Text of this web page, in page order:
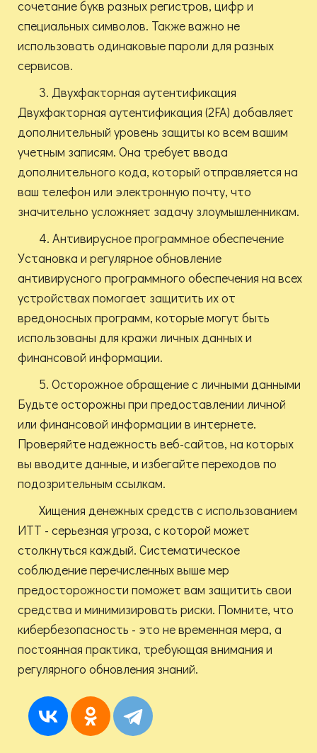
сочетание букв разных регистров, цифр и
специальных символов. Также важно не
использовать одинаковые пароли для разных
сервисов.
3. Двухфакторная аутентификация
Двухфакторная аутентификация (2FA) добавляет
дополнительный уровень защиты ко всем вашим
учетным записям. Она требует ввода
дополнительного кода, который отправляется на
ваш телефон или электронную почту, что
значительно усложняет задачу злоумышленникам.
4. Антивирусное программное обеспечение
Установка и регулярное обновление
антивирусного программного обеспечения на всех
устройствах помогает защитить их от
вредоносных программ, которые могут быть
использованы для кражи личных данных и
финансовой информации.
5. Осторожное обращение с личными данными
Будьте осторожны при предоставлении личной
или финансовой информации в интернете.
Проверяйте надежность веб-сайтов, на которых
вы вводите данные, и избегайте переходов по
подозрительным ссылкам.
Хищения денежных средств с использованием
ИТТ - серьезная угроза, с которой может
столкнуться каждый. Систематическое
соблюдение перечисленных выше мер
предосторожности поможет вам защитить свои
средства и минимизировать риски. Помните, что
кибербезопасность - это не временная мера, а
постоянная практика, требующая внимания и
регулярного обновления знаний.